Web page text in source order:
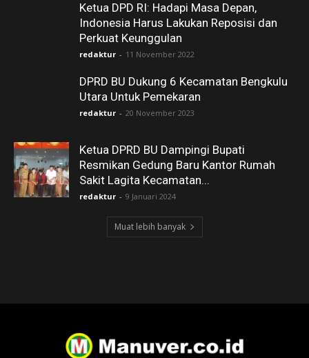
Ketua DPD RI: Hadapi Masa Depan,
Indonesia Harus Lakukan Reposisi dan
Perkuat Keunggulan
redaktur - 11 November 2022
DPRD BU Dukung 6 Kecamatan Bengkulu
Utara Untuk Pemekaran
redaktur - 20 November 2023
Ketua DPRD BU Dampingi Bupati
Resmikan Gedung Baru Kantor Rumah
Sakit Lagita Kecamatan...
redaktur - 9 Januari 2024
Muat lebih banyak